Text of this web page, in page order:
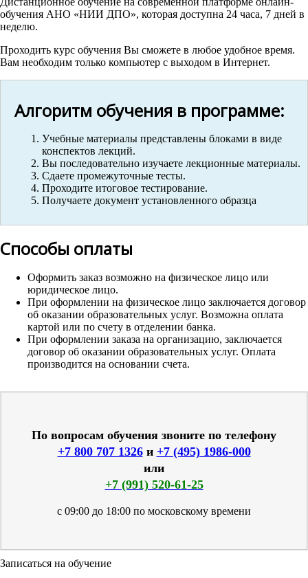
обучения АНО «НИИ ДПО», которая доступна 24 часа, 7 дней в
неделю.
Проходить курс обучения Вы сможете в любое удобное время.
Вам необходим только компьютер с выходом в Интернет.
Алгоритм обучения в программе:
Учебные материалы представлены блоками в виде
конспектов лекций.
Вы последовательно изучаете лекционные материалы.
Сдаете промежуточные тесты.
Проходите итоговое тестирование.
Получаете документ установленного образца
Способы оплаты
Оформить заказ возможно на физическое лицо или
юридическое лицо.
При оформлении на физическое лицо заключается договор
об оказании образовательных услуг. Возможна оплата
картой или по счету в отделении банка.
При оформлении заказа на организацию, заключается
договор об оказании образовательных услуг. Оплата
производится на основании счета.
По вопросам обучения звоните по телефону
+7 800 707 1326и +7 (495) 1986-000
или
+7 (991) 520-61-25
с 09:00 до 18:00 по московскому времени
Записаться на обучение